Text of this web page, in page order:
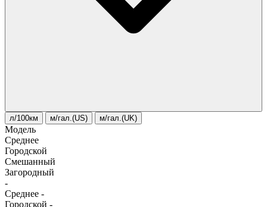
л/100км м/гал.(US) м/гал.(UK)
Модель
Среднее
Городской
Смешанный
Загородный
-
Среднее -
Городской -